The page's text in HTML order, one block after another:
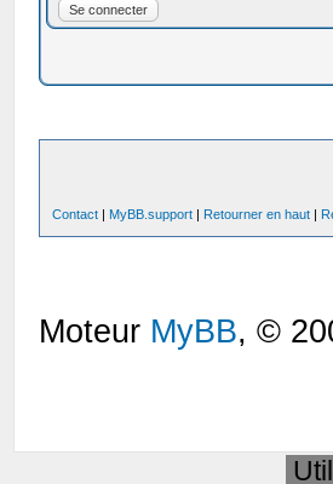
Contact | MyBB.support | Retourner en haut |
Moteur MyBB, ©